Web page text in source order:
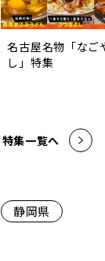
名古屋名物「なご
し」特集
特集一覧へ
静岡県